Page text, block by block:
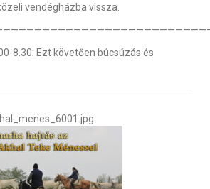
vendégházba vissza.
8.30: Ezt követően búcsúzás és